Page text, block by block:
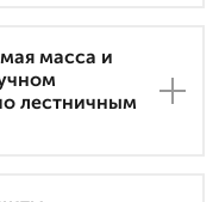
масса и
лестничным